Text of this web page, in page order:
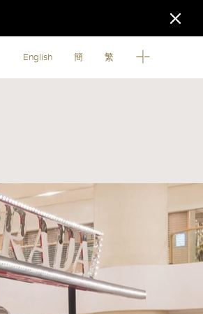
English 簡 繁